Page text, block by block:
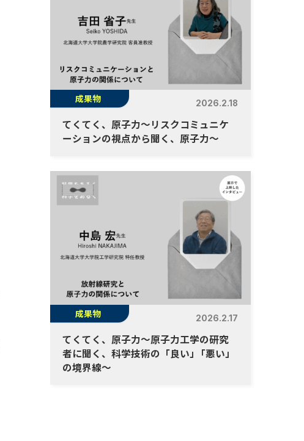
成果物 2026.2.18
てくてく、原子力～リスクコミュニケ
ーションの視点から聞く、原子力～
成果物 2026.2.17
てくてく、原子力～原子力工学の研究
者に聞く、科学技術の「良い」
「悪い」
の境界線～